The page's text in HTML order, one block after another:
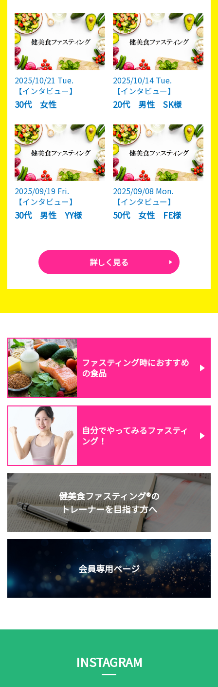
2025/10/21 Tue.
【インタビュー】
30代 女性
2025/10/14 Tue.
【インタビュー】
20代 男性 SK様
2025/09/19 Fri.
【インタビュー】
30代 男性 YY様
2025/09/08 Mon.
【インタビュー】
50代 女性 FE様
詳しく見る
ファスティング時におすすめ
の食品
自分でやってみるファスティ
ング！
健美食ファスティング®の
トレーナーを目指す方へ
会員専用ページ
INSTAGRAM